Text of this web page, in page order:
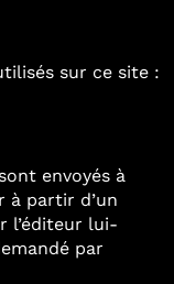
sur ce site :
envoyés à
à partir d’un
l’éditeur lui-
par